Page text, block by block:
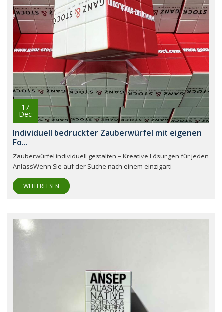
17
Dec
Individuell bedruckter Zauberwürfel mit eigenen
Fo...
Zauberwürfel individuell gestalten – Kreative Lösungen für jeden
AnlassWenn Sie auf der Suche nach einem einzigarti
WEITERLESEN